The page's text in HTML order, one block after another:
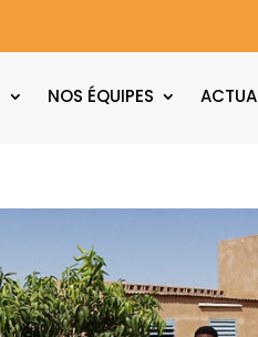
NOS ÉQUIPES